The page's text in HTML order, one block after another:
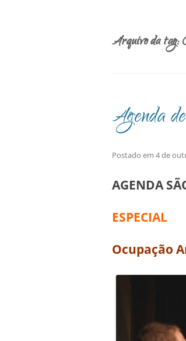
Arquivo da tag:
Agenda
Postado em 4 de
AGENDA
ESPECIAL
Ocupação